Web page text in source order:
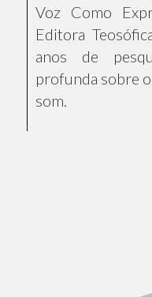
Voz Como
Editora
anos de
profunda sobre
som.